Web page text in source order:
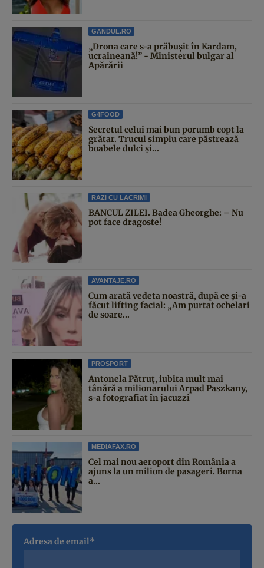
GANDUL.RO
„Drona care s-a prăbușit în Kardam,
ucraineană!” - Ministerul bulgar al
Apărării
G4FOOD
Secretul celui mai bun porumb copt la
grătar. Trucul simplu care păstrează
boabele dulci și...
RAZI CU LACRIMI
BANCUL ZILEI. Badea Gheorghe: – Nu
pot face dragoste!
AVANTAJE.RO
Cum arată vedeta noastră, după ce și-a
făcut lifting facial: „Am purtat ochelari
de soare...
PROSPORT
Antonela Pătruț, iubita mult mai
tânără a milionarului Arpad Paszkany,
s-a fotografiat în jacuzzi
MEDIAFAX.RO
Cel mai nou aeroport din România a
ajuns la un milion de pasageri. Borna
a...
Adresa de email*